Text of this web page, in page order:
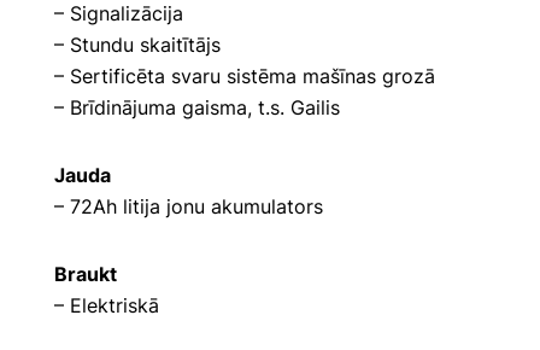
– Signalizācija
– Stundu skaitītājs
– Sertificēta svaru sistēma mašīnas grozā
– Brīdinājuma gaisma, t.s. Gailis
Jauda
– 72Ah litija jonu akumulators
Braukt
– Elektriskā